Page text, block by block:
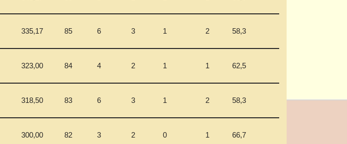
335,17 85 6 3 1 2 58,3
323,00 84 4 2 1 1 62,5
318,50 83 6 3 1 2 58,3
300,00 82 3 2 0 1 66,7